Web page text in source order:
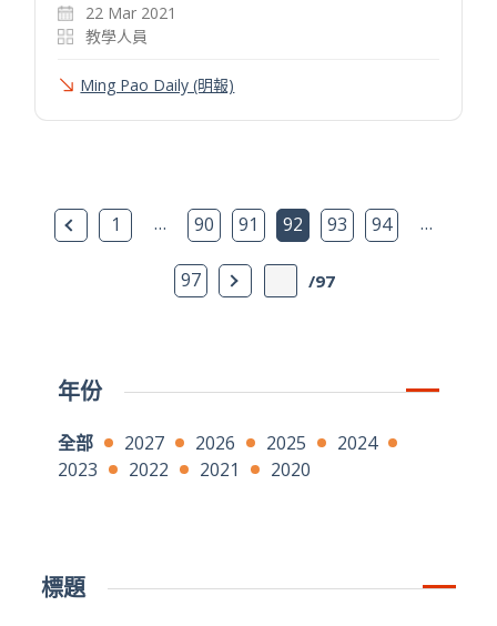
22 Mar 2021
教學人員
Ming Pao Daily (明報)
上一頁1 … 90 91 92 93 94 …
97 下一頁 /97
年份
全部 2027 2026 2025
2024
2023
2022 2021 2020
標題